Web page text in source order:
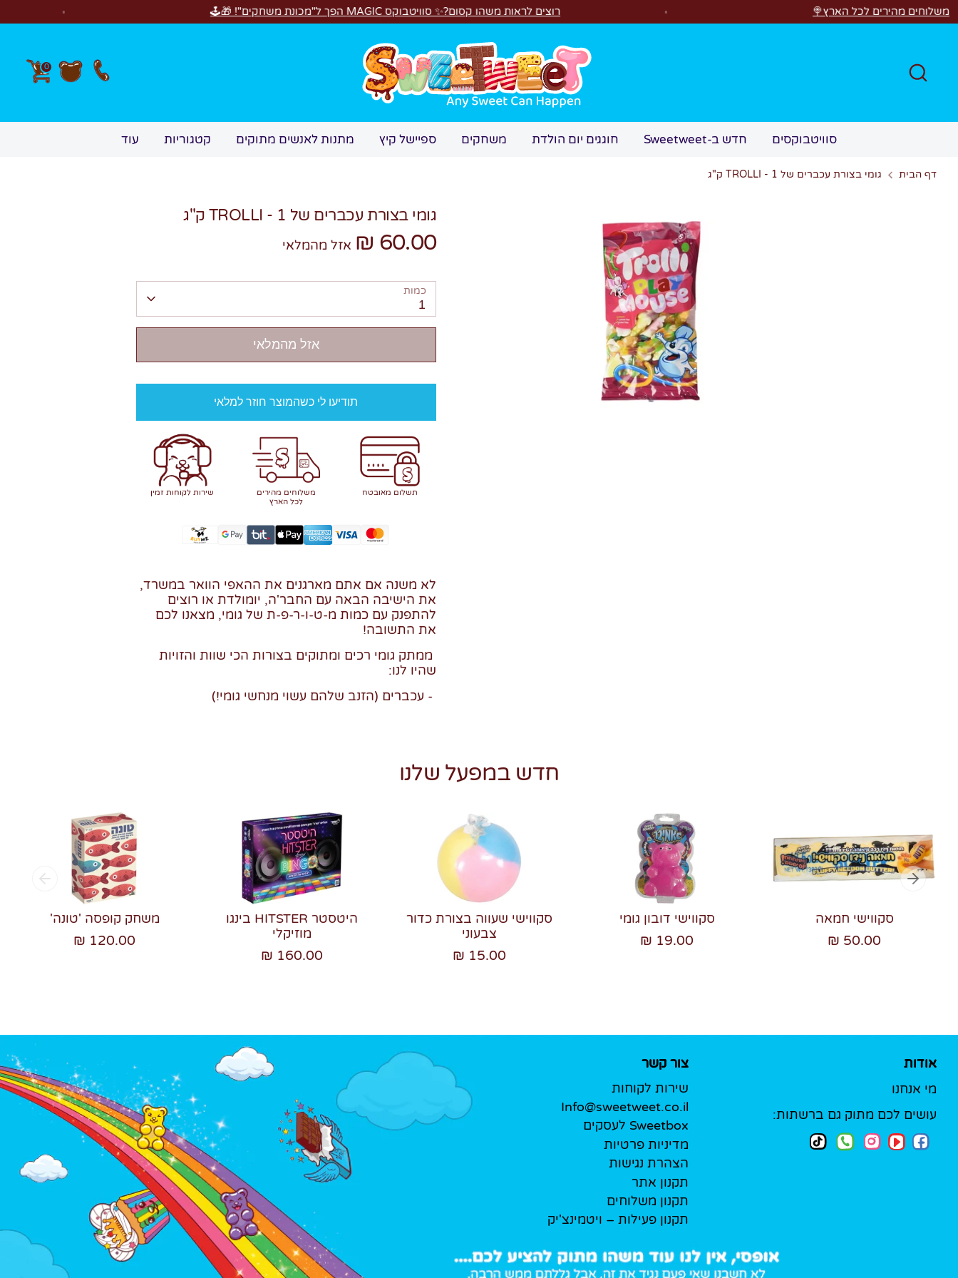
דלג לכל הארץ🍭 רוצים לראות משהו קסום?✨ סוויטבוקס MAGIC הפך ל"מכונת משחקים"! 🎁🕹️
חיפוש 0
סוויטבוקסים חדש ב-Sweetweet חוגגים יום הולדת משחקים ספיישל קיץ מתנות לאנשים מתוקים קטגוריות עוד
דף הבית גומי בצורת עכברים של TROLLI - 1 ק"ג
גומי בצורת עכברים של TROLLI - 1 ק"ג
60.00 ₪ אזל מהמלאי
כמות
1
אזל מהמלאי
תודיעו לי כשהמוצר חוזר למלאי
תשלום מאובטח
משלוחים מהירים
לכל הארץ
שירות לקוחות זמין
לא משנה אם אתם מארגנים את ההאפי הוואר במשרד,
את הישיבה הבאה עם החבר'ה, יומולדת או רוצים
להתפנק עם כמות מ-ט-ו-ר-פ-ת של גומי, מצאנו לכם
את התשובה!
ממתק גומי רכים ומתוקים בצורות הכי שוות והזויות
שהיו לנו:
- עכברים (הזנב שלהם עשוי מנחשי גומי!)
חדש במפעל שלנו
משחק קופסה 'טונה'
120.00 ₪
היטסטר HITSTER בינגו
מוזיקלי
160.00 ₪
סקווישי שעווה בצורת כדור
צבעוני
15.00 ₪
סקווישי דובון גומי
19.00 ₪
סקווישי חמאה
50.00 ₪
אודות
מי אנחנו
עושים לכם מתוק גם ברשתות:
צור קשר
שירות לקוחות
Info@sweetweet.co.il
Sweetbox לעסקים
מדיניות פרטיות
הצהרת נגישות
תקנון אתר
תקנון משלוחים
תקנון פעילות – ויטמינצ'יק